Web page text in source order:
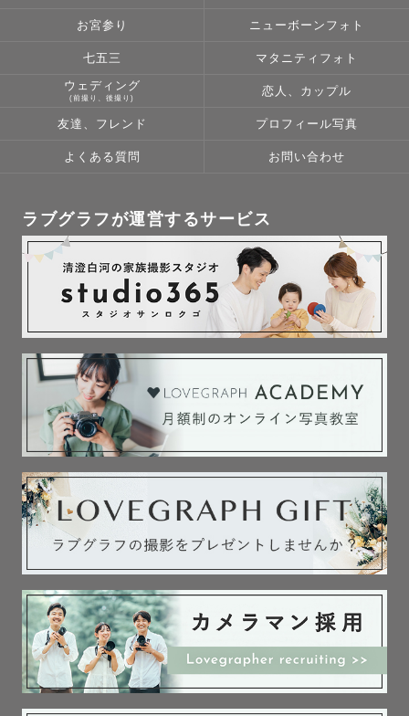
寒川町　寒川神社
鎌倉市　鶴岡八幡宮
横浜市　伊勢山皇大神宮
山田神社
称名寺
横濱水天宮
川崎市　溝口神社
川崎大師
日枝神社
藤沢市　鵠沼皇大神宮
白旗神社
座間市　鈴鹿明神社
🔻お問い合わせ🔻
「公式LINEで問い合わせる」からご相談ください。
で、
空き日程にてお申し込み後、調整させていただければと思
います。
させていただきます。
※未就学児がおりますので返信が遅くなる場合がございま
す。ご了承ください。
お宮参り ニューボーンフォト
七五三 マタニティフォト
ウェディング
(前撮り、後撮り)
恋人、カップル
友達、フレンド プロフィール写真
よくある質問 お問い合わせ
ラブグラフが運営するサービス